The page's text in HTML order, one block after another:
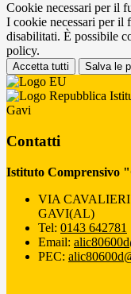
Cookie necessari per il
I cookie necessari per il
disabilitati. È possibile
policy.
Accetta tutti Salva le
Gavi
Contatti
Istituto Comprensivo
VIA
GAVI(AL)
Tel: 0143 642781
Email:
PEC: